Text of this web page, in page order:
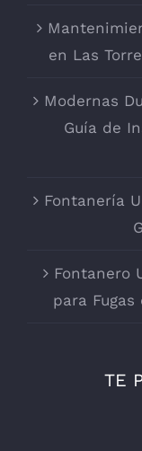
en Las
Modernas
Guía de
Fontanería
Fontanero
para Fugas
TE